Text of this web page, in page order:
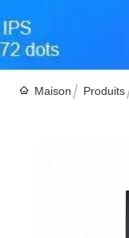
Maison Produits